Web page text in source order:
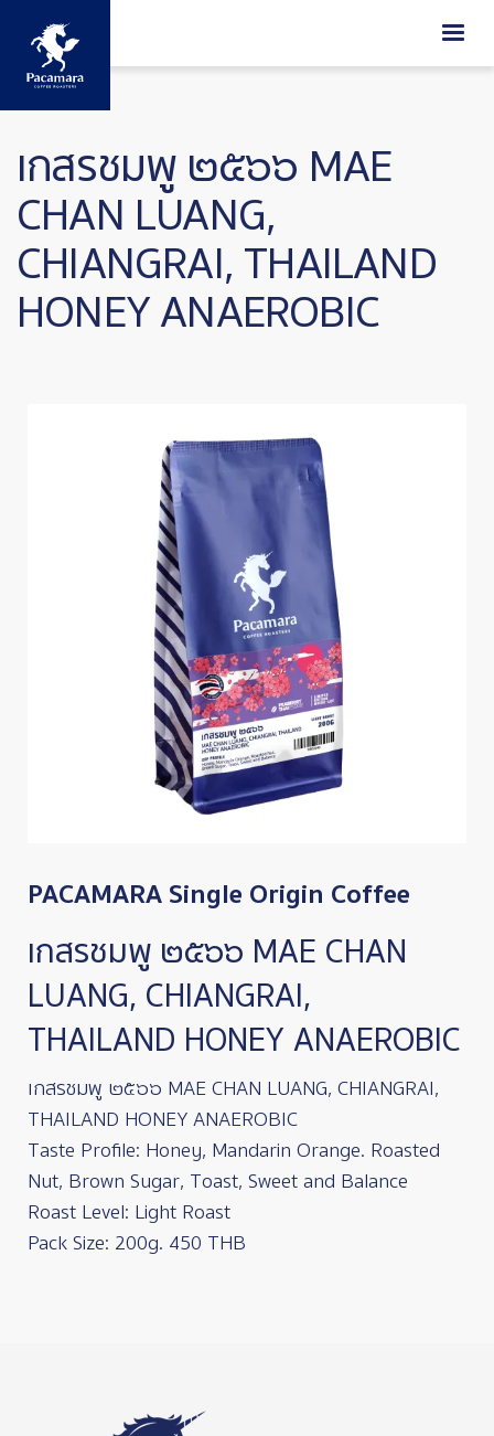
ข้ามไปยังเนื้อหาหลัก
เกสรชมพู ๒๕๖๖ MAE
CHAN LUANG,
CHIANGRAI, THAILAND
HONEY ANAEROBIC
PACAMARA Single Origin Coffee
เกสรชมพู ๒๕๖๖ MAE CHAN
LUANG, CHIANGRAI,
THAILAND HONEY ANAEROBIC
เกสรชมพู ๒๕๖๖ MAE CHAN LUANG, CHIANGRAI,
THAILAND HONEY ANAEROBIC
Taste Profile: Honey, Mandarin Orange. Roasted
Nut, Brown Sugar, Toast, Sweet and Balance
Roast Level: Light Roast
Pack Size: 200g. 450 THB